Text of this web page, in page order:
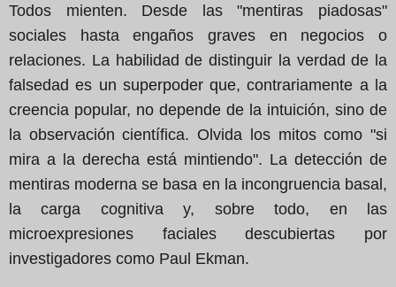
Todos mienten. Desde las "mentiras piadosas"
sociales hasta engaños graves en negocios o
relaciones. La habilidad de distinguir la verdad de la
falsedad es un superpoder que, contrariamente a la
creencia popular, no depende de la intuición, sino de
la observación científica. Olvida los mitos como "si
mira a la derecha está mintiendo". La detección de
mentiras moderna se basa en la incongruencia basal,
la carga cognitiva y, sobre todo, en las
microexpresiones faciales descubiertas por
investigadores como Paul Ekman.